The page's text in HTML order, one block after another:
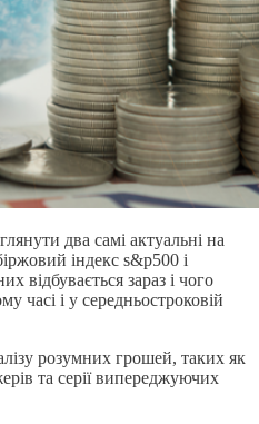
два самі актуальні на
індекс s&p500 і
відбувається зараз і чого
часі і у середньостроковій
розумних грошей, таких як
та серії випереджуючих